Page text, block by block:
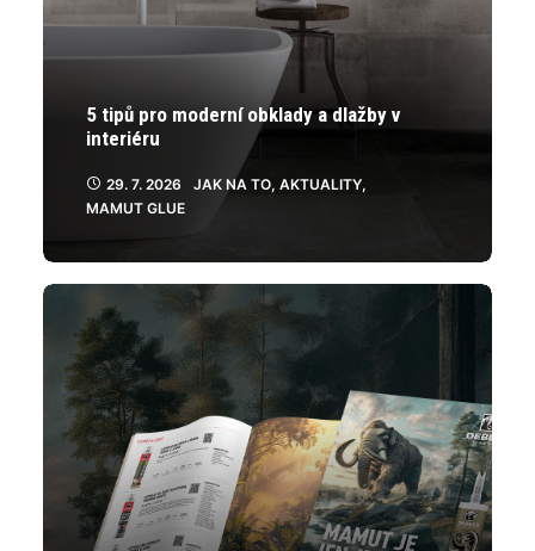
5 tipů pro moderní obklady a dlažby v
interiéru
29. 7. 2026 JAK NA TO, AKTUALITY,
MAMUT GLUE